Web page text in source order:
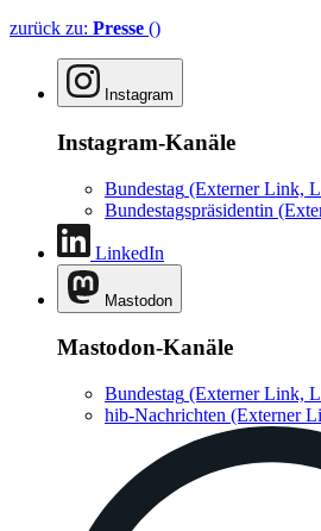
zurück zu: Presse ()
Instagram
Instagram-Kanäle
Bundestag (Externer Link,
Bundestagspräsidentin
LinkedIn
Mastodon
Mastodon-Kanäle
Bundestag (Externer Link,
hib-Nachrichten (Externer